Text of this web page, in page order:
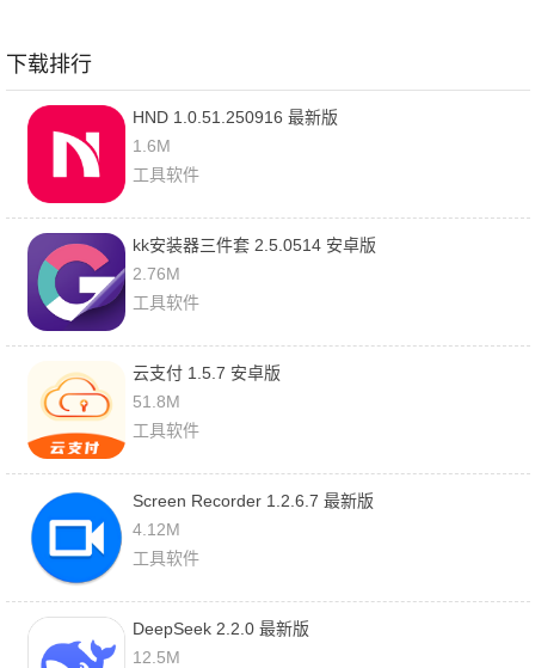
下载排行
HND 1.0.51.250916 最新版
1.6M
工具软件
kk安装器三件套 2.5.0514 安卓版
2.76M
工具软件
云支付 1.5.7 安卓版
51.8M
工具软件
Screen Recorder 1.2.6.7 最新版
4.12M
工具软件
DeepSeek 2.2.0 最新版
12.5M